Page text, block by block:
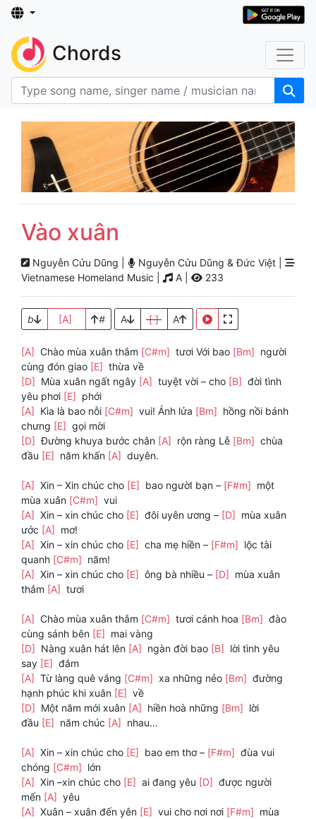
Chords
Vào xuân
Nguyễn Cửu Dũng |
Nguyễn Cửu Dũng & Đức Việt |
Vietnamese Homeland Music |
A | 233
b [A] # A [ ] A
[A] Chào mùa xuân thắm [C#m] tươi Với bao [Bm] người
cùng đón giao [E] thừa về
[D] Mùa xuân ngất ngây [A] tuyệt vời – cho [B] đời tình
yêu phơi [E] phới
[A] Kìa là bao nỗi [C#m] vui! Ánh lửa [Bm] hồng nồi bánh
chưng [E] gọi mời
[D] Đường khuya bước chân [A] rộn ràng Lễ [Bm] chùa
đầu [E] năm khấn [A] duyên.
[A] Xin – Xin chúc cho [E] bao ngườI bạn – [F#m] một
mùa xuân [C#m] vui
[A] Xin – xin chúc cho [E] đôi uyên ương – [D] mùa xuân
ước [A] mơ!
[A] Xin – xin chúc cho [E] cha mẹ hiền – [F#m] lộc tài
quanh [C#m] năm!
[A] Xin – xin chúc cho [E] ông bà nhiều – [D] mùa xuân
thắm [A] tươi
[A] Chào mùa xuân thắm [C#m] tươi cánh hoa [Bm] đào
cùng sánh bên [E] mai vàng
[D] Nàng xuân hát lên [A] ngàn đời bao [B] lời tình yêu
say [E] đắm
[A] Từ làng quê vắng [C#m] xa những nẻo [Bm] đường
hạnh phúc khi xuân [E] về
[D] Một năm mới xuân [A] hiền hoà những [Bm] lời
đầu [E] năm chúc [A] nhau…
[A] Xin – xin chúc cho [E] bao em thơ – [F#m] đùa vui
chóng [C#m] lớn
[A] Xin –xin chúc cho [E] ai đang yêu [D] được người
mến [A] yêu
[A] Xuân – xuân đến yên [E] vui cho nơi nơi [F#m] mùa